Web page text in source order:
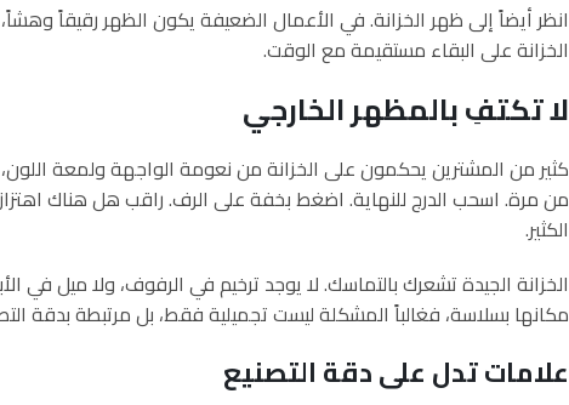
انظر أيضاً إلى ظهر الخزانة. في الأعمال الضعيفة يكون الظهر رقيقاً
الخزانة على البقاء مستقيمة مع الوقت.
لا تكتفِ بالمظهر الخارجي
كثير من المشترين يحكمون على الخزانة من نعومة الواجهة ولمعة
من مرة. اسحب الدرج للنهاية. اضغط بخفة على الرف. راقب هل هناك
الكثير.
الخزانة الجيدة تشعرك بالتماسك. لا يوجد ترخيم في الرفوف، ولا ميل في
مكانها بسلاسة، فغالباً المشكلة ليست تجميلية فقط، بل مرتبطة بدقة
علامات تدل على دقة التصنيع